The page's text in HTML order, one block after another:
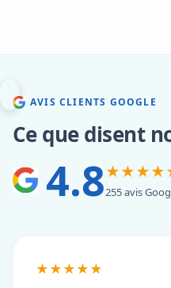
AVIS CLIENTS GOOGLE
Ce que disent
4.8255 avis
★★★★★